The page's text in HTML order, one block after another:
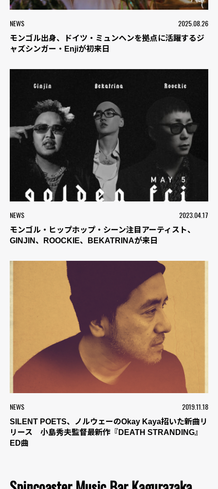
NEWS 2025.08.26
モンゴル出身、ドイツ・ミュンヘンを拠点に活躍するジ
ャズシンガー・Enjiが初来日
NEWS 2023.04.17
モンゴル・ヒップホップ・シーン注目アーティスト、
GINJIN、ROOCKIE、BEKATRINAが来日
NEWS 2019.11.18
SILENT POETS、ノルウェーのOkay Kaya招いた新曲リ
リース 小島秀夫監督最新作『DEATH STRANDING』
ED曲